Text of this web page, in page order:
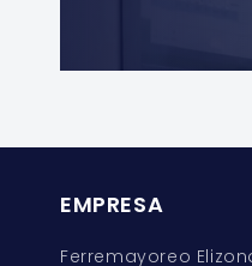
EMPRESA
Ferremayoreo